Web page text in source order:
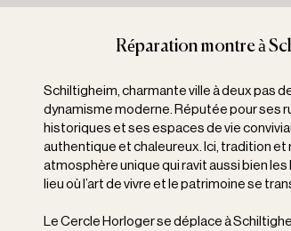
Réparation montre à
Schiltigheim, charmante ville à deux pas
dynamisme moderne. Réputée pour ses
historiques et ses espaces de vie
authentique et chaleureux. Ici, tradition
atmosphère unique qui ravit aussi bien
lieu où l’art de vivre et le patrimoine se
Le Cercle Horloger se déplace à